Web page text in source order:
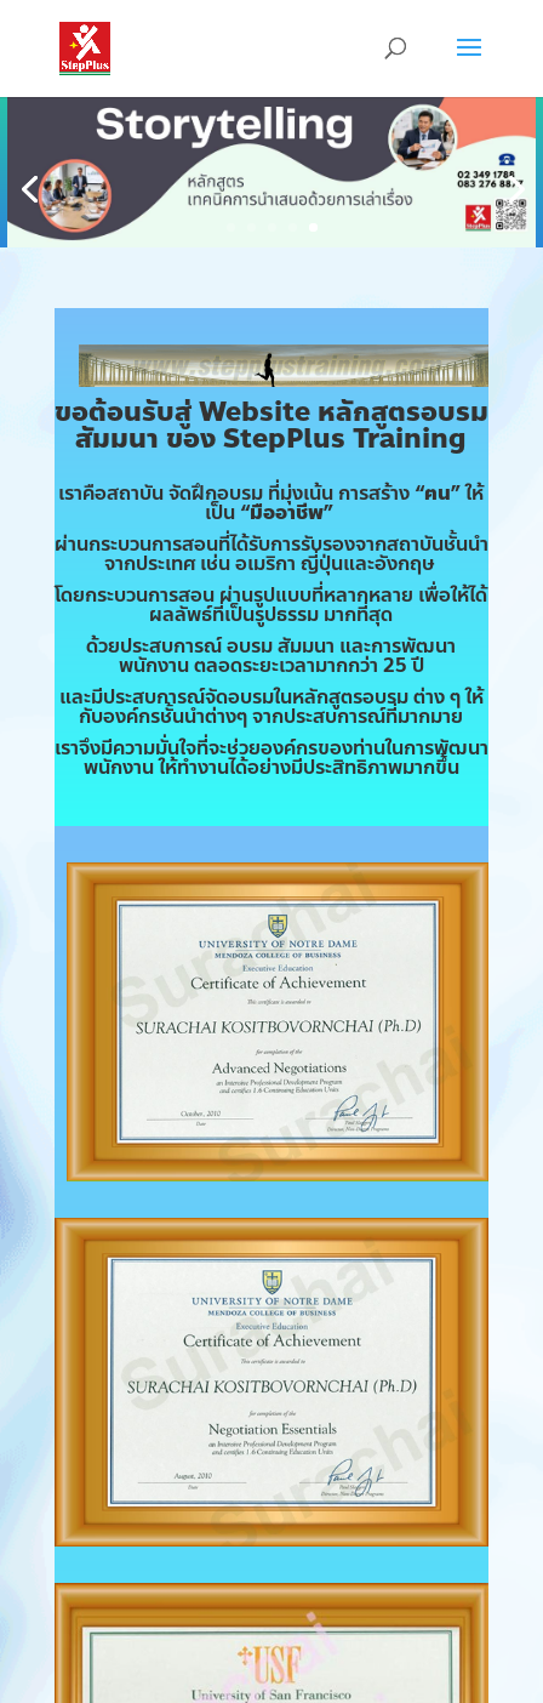
ขอต้อนรับสู่ Website หลักสูตรอบรม
สัมมนา ของ StepPlus Training
เราคือสถาบัน จัดฝึกอบรม ที่มุ่งเน้น การสร้าง “ฅน”ให้
เป็น “มืออาชีพ”
ผ่านกระบวนการสอนที่ได้รับการรับรองจากสถาบันชั้นนำ
จากประเทศ เช่น อเมริกา ญี่ปุ่นและอังกฤษ
โดยกระบวนการสอน ผ่านรูปแบบที่หลากหลาย เพื่อให้ได้
ผลลัพธ์ที่เป็นรูปธรรม มากที่สุด
ด้วยประสบการณ์ อบรม สัมมนา และการพัฒนา
พนักงาน ตลอดระยะเวลามากกว่า 25 ปี
และมีประสบการณ์จัดอบรมในหลักสูตรอบรม ต่าง ๆ ให้
กับองค์กรชั้นนำต่างๆ จากประสบการณ์ที่มากมาย
เราจึงมีความมั่นใจที่จะช่วยองค์กรของท่านในการพัฒนา
พนักงาน ให้ทำงานได้อย่างมีประสิทธิภาพมากขึ้น